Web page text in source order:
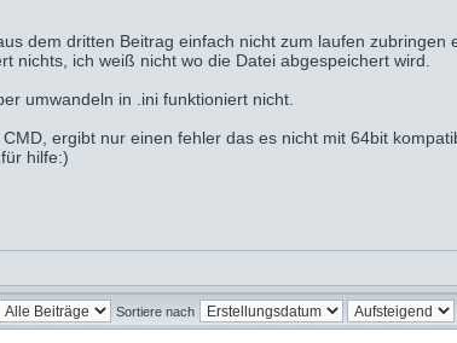
dem dritten Beitrag einfach nicht zum laufen
nichts, ich weiß nicht wo die Datei abgespeichert wird.
umwandeln in .ini funktioniert nicht.
ergibt nur einen fehler das es nicht mit 64bit
hilfe:)
Sortiere nach